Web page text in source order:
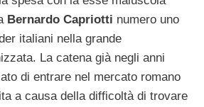
Bernardo Capriotti numero uno
italiani nella grande
La catena già negli anni
di entrare nel mercato romano
a causa della difficoltà di trovare